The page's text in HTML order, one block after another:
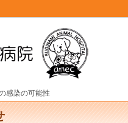
感染の可能性